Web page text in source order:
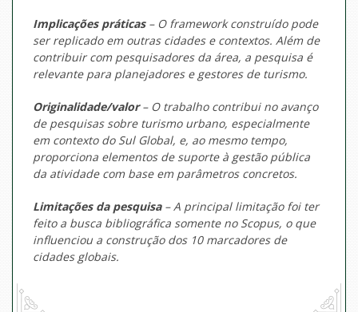
Implicações práticas– O frameworkconstruído pode
ser replicado em outras cidades e contextos. Além de
contribuir com pesquisadores da área, a pesquisa é
relevante para planejadores e gestores de turismo.
Originalidade/valor– O trabalho contribui no avanço
de pesquisas sobre turismo urbano, especialmente
em contexto do Sul Global, e, ao mesmo tempo,
proporciona elementos de suporte à gestão pública
da atividade com base em parâmetros concretos.
Limitações da pesquisa– A principal limitação foi ter
feito a busca bibliográfica somente no Scopus, o que
influenciou a construção dos 10 marcadores de
cidades globais.